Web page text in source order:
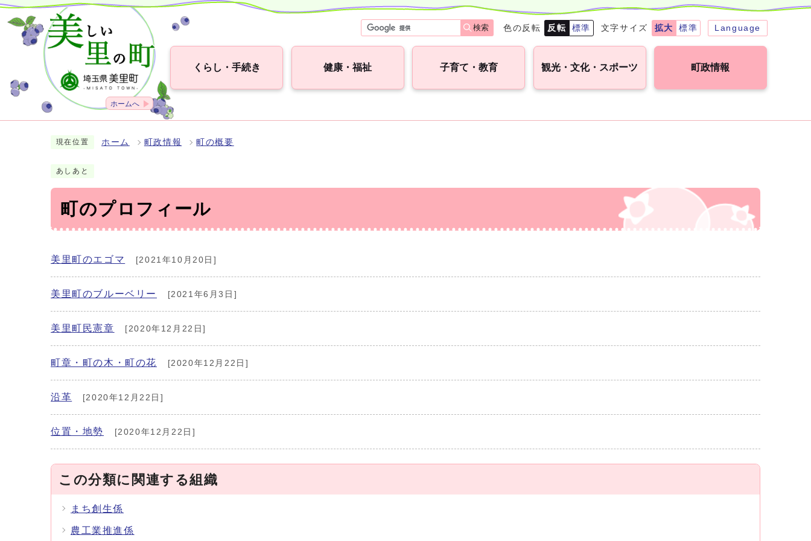
ホームへ
検索 色の反転 反転 標準 文字サイズ 拡大 標準 Language
くらし・手続き 健康・福祉 子育て・教育 観光・文化・スポーツ 町政情報
現在位置 ホーム 町政情報 町の概要
あしあと
町のプロフィール
美里町のエゴマ [2021年10月20日]
美里町のブルーベリー [2021年6月3日]
美里町民憲章 [2020年12月22日]
町章・町の木・町の花 [2020年12月22日]
沿革 [2020年12月22日]
位置・地勢 [2020年12月22日]
この分類に関連する組織
まち創生係
農工業推進係